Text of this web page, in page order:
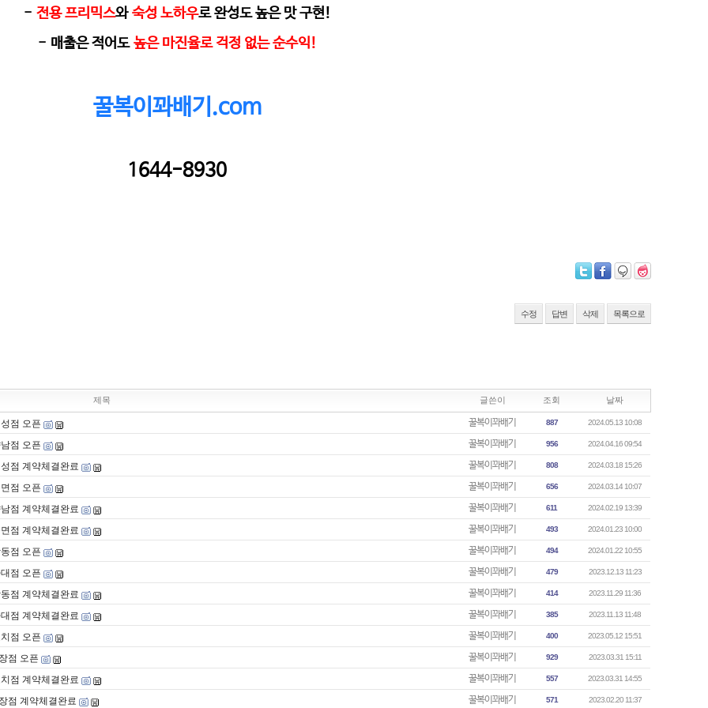
- 전용 프리믹스와 숙성 노하우로 완성도 높은 맛 구현!
- 매출은 적어도 높은 마진율로 걱정 없는 순수익!
꿀복이꽈배기.com
1644-8930
수정 답변 삭제 목록으로
제목 글쓴이 조회 날짜
점 오픈 꿀복이꽈배기 887 2024.05.13 10:08
점 오픈 꿀복이꽈배기 956 2024.04.16 09:54
점 계약체결완료 꿀복이꽈배기 808 2024.03.18 15:26
점 오픈 꿀복이꽈배기 656 2024.03.14 10:07
점 계약체결완료 꿀복이꽈배기 611 2024.02.19 13:39
점 계약체결완료 꿀복이꽈배기 493 2024.01.23 10:00
점 오픈 꿀복이꽈배기 494 2024.01.22 10:55
점 오픈 꿀복이꽈배기 479 2023.12.13 11:23
점 계약체결완료 꿀복이꽈배기 414 2023.11.29 11:36
점 계약체결완료 꿀복이꽈배기 385 2023.11.13 11:48
점 오픈 꿀복이꽈배기 400 2023.05.12 15:51
점 오픈 꿀복이꽈배기 929 2023.03.31 15:11
점 계약체결완료 꿀복이꽈배기 557 2023.03.31 14:55
점 계약체결완료 꿀복이꽈배기 571 2023.02.20 11:37